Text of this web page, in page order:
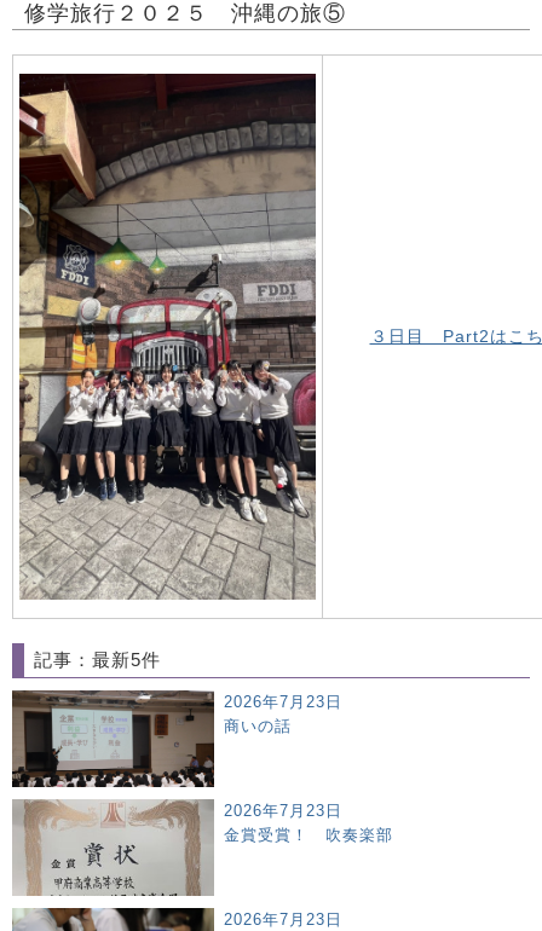
修学旅行２０２５ 沖縄の旅⑤
３日目 Part2はこ
記事：最新5件
2026年7月23日
商いの話
2026年7月23日
金賞受賞！ 吹奏楽部
2026年7月23日